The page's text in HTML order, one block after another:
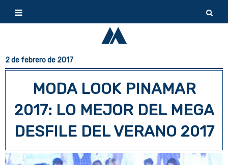
2 de febrero de 2017
MODA LOOK PINAMAR
2017: LO MEJOR DEL MEGA
DESFILE DEL VERANO 2017